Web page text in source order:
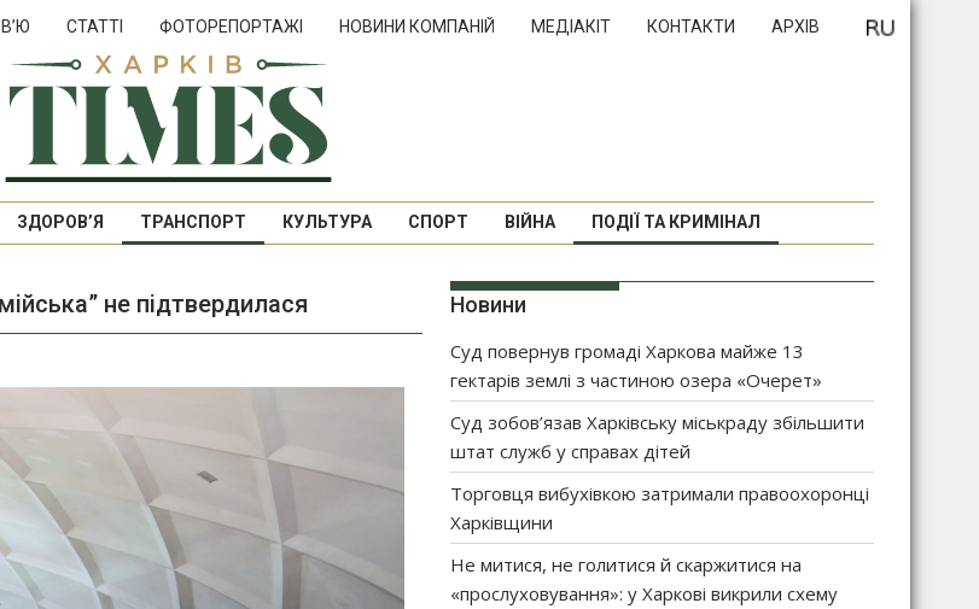
СТАТТІ ФОТОРЕПОРТАЖІ НОВИНИ КОМПАНІЙ МЕДІАКІТ КОНТАКТИ АРХІВ
ЗДОРОВ’Я ТРАНСПОРТ КУЛЬТУРА СПОРТ ВІЙНА ПОДІЇ ТА КРИМІНАЛ
не підтвердилася Новини
Суд повернув громаді Харкова майже 13
гектарів землі з частиною озера «Очерет»
Суд зобов’язав Харківську міськраду збільшити
штат служб у справах дітей
Торговця вибухівкою затримали правоохоронці
Харківщини
Не митися, не голитися й скаржитися на
«прослуховування»: у Харкові викрили схему